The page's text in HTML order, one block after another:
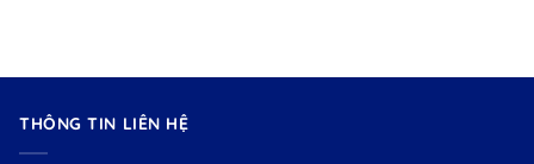
THÔNG TIN LIÊN HỆ